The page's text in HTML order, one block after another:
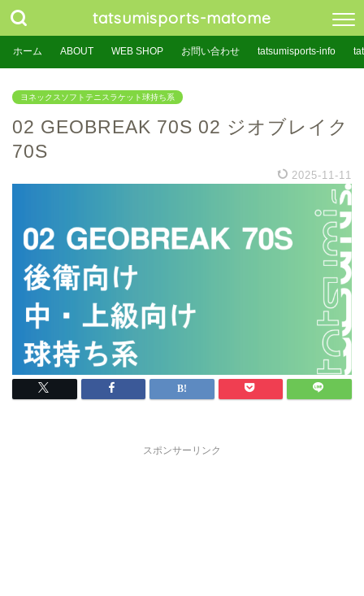
tatsumisports-matome
ホーム ABOUT WEB SHOP お問い合わせ tatsumisports-info
ヨネックスソフトテニスラケット球持ち系
02 GEOBREAK 70S 02 ジオブレイク
70S
2025-11-11
スポンサーリンク